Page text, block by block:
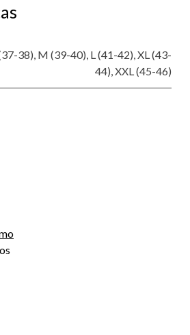
38) M (39-40) L (41-42) XL (43-
44) XXL (45-46)